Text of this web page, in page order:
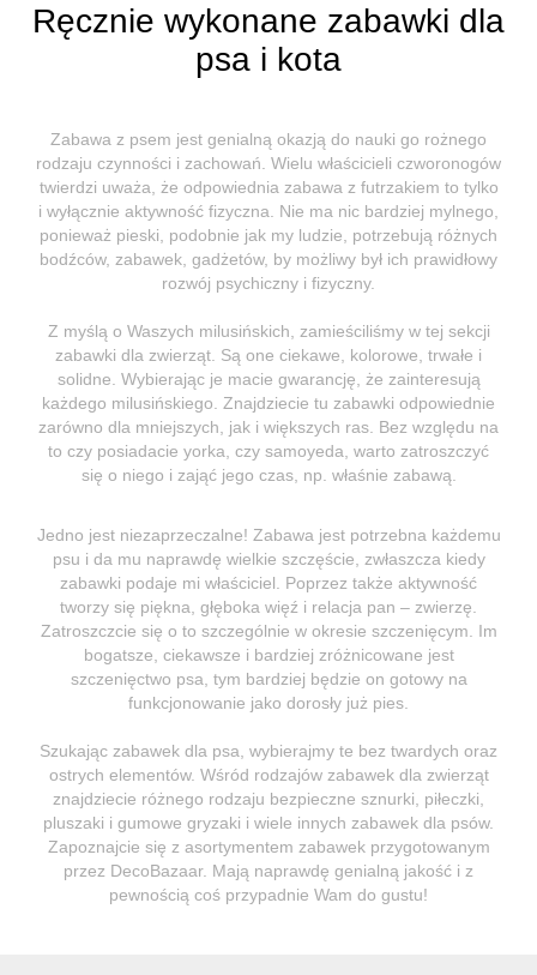
Ręcznie wykonane zabawki dla
psa i kota
Zabawa z psem jest genialną okazją do nauki go rożnego
rodzaju czynności i zachowań. Wielu właścicieli czworonogów
twierdzi uważa, że odpowiednia zabawa z futrzakiem to tylko
i wyłącznie aktywność fizyczna. Nie ma nic bardziej mylnego,
ponieważ pieski, podobnie jak my ludzie, potrzebują różnych
bodźców, zabawek, gadżetów, by możliwy był ich prawidłowy
rozwój psychiczny i fizyczny.
Z myślą o Waszych milusińskich, zamieściliśmy w tej sekcji
zabawki dla zwierząt. Są one ciekawe, kolorowe, trwałe i
solidne. Wybierając je macie gwarancję, że zainteresują
każdego milusińskiego. Znajdziecie tu zabawki odpowiednie
zarówno dla mniejszych, jak i większych ras. Bez względu na
to czy posiadacie yorka, czy samoyeda, warto zatroszczyć
się o niego i zająć jego czas, np. właśnie zabawą.
Jedno jest niezaprzeczalne! Zabawa jest potrzebna każdemu
psu i da mu naprawdę wielkie szczęście, zwłaszcza kiedy
zabawki podaje mi właściciel. Poprzez także aktywność
tworzy się piękna, głęboka więź i relacja pan – zwierzę.
Zatroszczcie się o to szczególnie w okresie szczenięcym. Im
bogatsze, ciekawsze i bardziej zróżnicowane jest
szczenięctwo psa, tym bardziej będzie on gotowy na
funkcjonowanie jako dorosły już pies.
Szukając zabawek dla psa, wybierajmy te bez twardych oraz
ostrych elementów. Wśród rodzajów zabawek dla zwierząt
znajdziecie różnego rodzaju bezpieczne sznurki, piłeczki,
pluszaki i gumowe gryzaki i wiele innych zabawek dla psów.
Zapoznajcie się z asortymentem zabawek przygotowanym
przez DecoBazaar. Mają naprawdę genialną jakość i z
pewnością coś przypadnie Wam do gustu!